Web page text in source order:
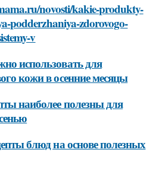
novosti/kakie-produkty-
podderzhaniya-zdorovogo-
v
использовать для
кожи в осенние месяцы
наиболее полезны для
блюд на основе полезных